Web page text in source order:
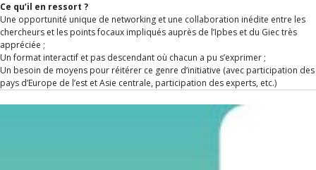
Ce qu’il en ressort ?
Une opportunité unique de networking et une collaboration inédite entre les
chercheurs et les points focaux impliqués auprès de l’Ipbes et du Giec très
appréciée ;
Un format interactif et pas descendant où chacun a pu s’exprimer ;
Un besoin de moyens pour réitérer ce genre d’initiative (avec participation des
pays d’Europe de l’est et Asie centrale, participation des experts, etc.)